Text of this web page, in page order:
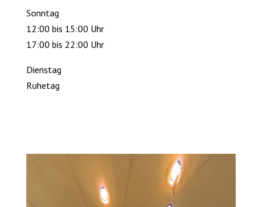
Sonntag
12:00 bis 15:00 Uhr
17:00 bis 22:00 Uhr
Dienstag
Ruhetag